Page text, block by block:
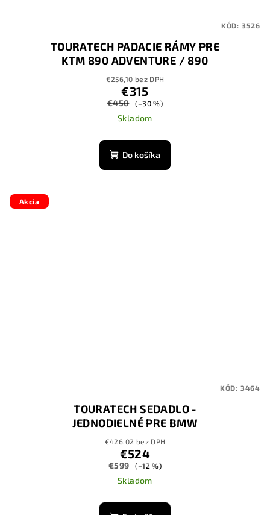
TOURATECH PADACIE RÁMY PRE
KTM 890 ADVENTURE / 890
ADVENTURE R/ 790
ADVENTURE/790 ADVENTURE R
€256,10 bez DPH
€315
€450 (–30 %)
Skladom
Do košíka
KÓD: 3526
Akcia
TOURATECH SEDADLO -
JEDNODIELNÉ PRE BMW
F800GS/F700GS/F650GS(Twin)
€426,02 bez DPH
€524
€599 (–12 %)
Skladom
KÓD: 3464